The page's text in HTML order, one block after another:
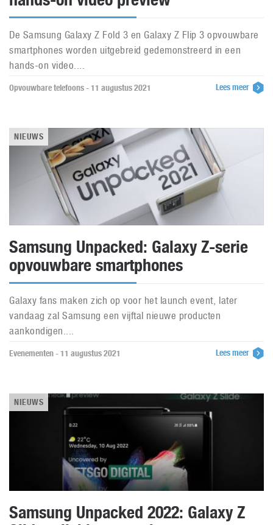
De Samsung Galaxy Z Fold 3 en Galaxy Z Flip 3 opvouwbare
smartphones worden uitgebreid gedemonstreerd in een
hands-on video....
Opvouwbare telefoons - 11 augustus 2021 Lees meer
NIEUWS
Samsung Unpacked: Galaxy Z-serie
opvouwbare smartphones
Galaxy fans maken zich op voor het launch event, later
vandaag zal Samsung een vijftal nieuwe producten
aankondigen....
Evenementen - 11 augustus 2021 Lees meer
NIEUWS
Samsung Unpacked 2022: Galaxy Z